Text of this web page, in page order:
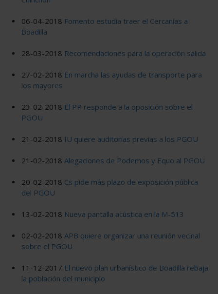
06-04-2018 Fomento estudia traer el Cercanías a
Boadilla
28-03-2018 Recomendaciones para la operación salida
27-02-2018 En marcha las ayudas de transporte para
los mayores
23-02-2018 El PP responde a la oposición sobre el
PGOU
21-02-2018 IU quiere auditorías previas a los PGOU
21-02-2018 Alegaciones de Podemos y Equo al PGOU
20-02-2018 Cs pide más plazo de exposición pública
del PGOU
13-02-2018 Nueva pantalla acústica en la M-513
02-02-2018 APB quiere organizar una reunión vecinal
sobre el PGOU
11-12-2017 El nuevo plan urbanístico de Boadilla rebaja
la población del municipio